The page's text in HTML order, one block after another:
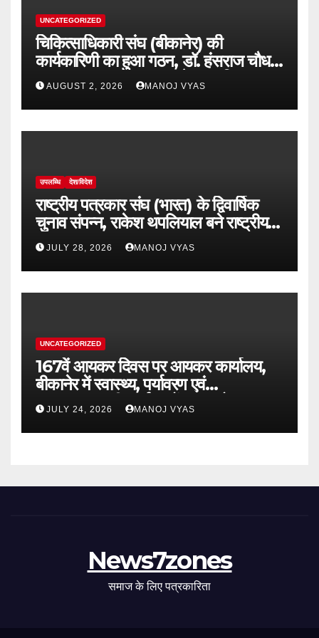
UNCATEGORIZED
चिकित्साधिकारी संघ (बीकानेर) की
कार्यकारिणी का हुआ गठन, डॉ. हंसराज चौधरी
अध्यक्ष व डॉ सुधांशु व्यास बने महासचिव
AUGUST 2, 2026 MANOJ VYAS
उपलब्धि देश/विदेश
राष्ट्रीय पत्रकार संघ (भारत) के द्विवार्षिक
चुनाव संपन्न, राकेश थपलियाल बने राष्ट्रीय
अध्यक्ष
JULY 28, 2026 MANOJ VYAS
UNCATEGORIZED
167वें आयकर दिवस पर आयकर कार्यालय,
बीकानेर में स्वास्थ्य, पर्यावरण एवं
जनकल्याणकारी कार्यक्रमों का आयोजन
JULY 24, 2026 MANOJ VYAS
News7zones
समाज के लिए पत्रकारिता